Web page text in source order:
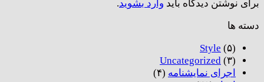
برای نوشتن دیدگاه باید وارد بشوید.
دسته ها
Style (۵)
Uncategorized (۳)
اجرای نمایشنامه (۴)